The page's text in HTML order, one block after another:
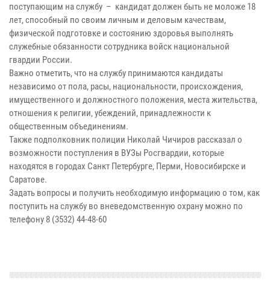
поступающим на службу – кандидат должен быть не моложе 18
лет, способный по своим личным и деловым качествам,
физической подготовке и состоянию здоровья выполнять
служебные обязанности сотрудника войск национальной
гвардии России.
Важно отметить, что на службу принимаются кандидаты
независимо от пола, расы, национальности, происхождения,
имущественного и должностного положения, места жительства,
отношения к религии, убеждений, принадлежности к
общественным объединениям.
Также подполковник полиции Николай Чичиров рассказал о
возможности поступления в ВУЗы Росгвардии, которые
находятся в городах Санкт Петербурге, Перми, Новосибирске и
Саратове.
Задать вопросы и получить необходимую информацию о том, как
поступить на службу во вневедомственную охрану можно по
телефону 8 (3532) 44-48-60